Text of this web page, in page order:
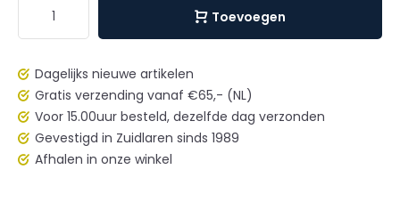
Toevoegen
Dagelijks nieuwe artikelen
Gratis verzending vanaf €65,- (NL)
Voor 15.00uur besteld, dezelfde dag verzonden
Gevestigd in Zuidlaren sinds 1989
Afhalen in onze winkel